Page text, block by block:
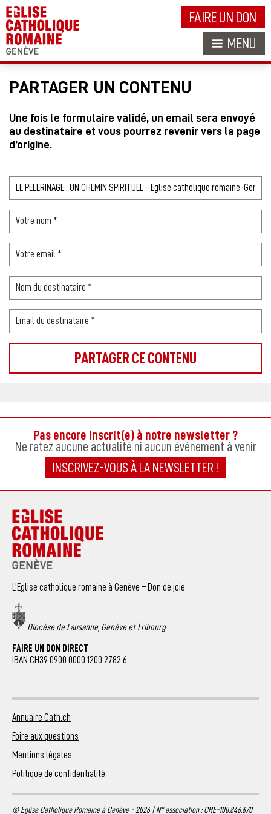
FAIRE UN DON
MENU
PARTAGER UN CONTENU
Une fois le formulaire validé, un email sera envoyé
au destinataire et vous pourrez revenir vers la page
d’origine.
Pas encore inscrit(e) à notre newsletter ?
Ne ratez aucune actualité ni aucun événement à venir
INSCRIVEZ-VOUS À LA NEWSLETTER !
L’Eglise catholique romaine à Genève – Don de joie
Diocèse de Lausanne, Genève et Fribourg
FAIRE UN DON DIRECT
IBAN CH39 0900 0000 1200 2782 6
Annuaire Cath.ch
Foire aux questions
Mentions légales
Politique de confidentialité
© Eglise Catholique Romaine à Genève - 2026 | N° association : CHE-100.846.670